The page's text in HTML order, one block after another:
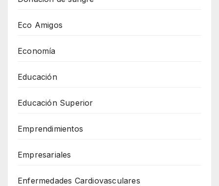
Eco Amigos
Economía
Educación
Educación Superior
Emprendimientos
Empresariales
Enfermedades Cardiovasculares